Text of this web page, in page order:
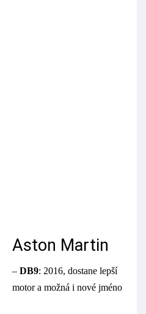
Aston Martin
– DB9: 2016, dostane lepší
motor a možná i nové jméno